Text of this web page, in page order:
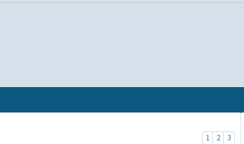
1 2 3